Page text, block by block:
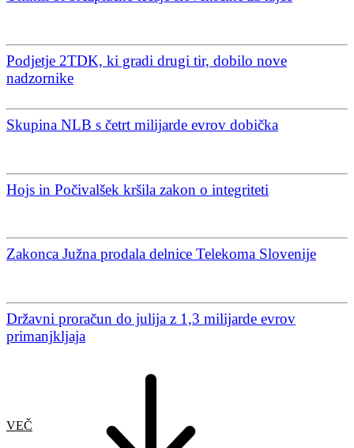
Podjetje 2TDK, ki gradi drugi tir, dobilo nove
nadzornike
Skupina NLB s četrt milijarde evrov dobička
Hojs in Počivalšek kršila zakon o integriteti
Zakonca Južna prodala delnice Telekoma Slovenije
Državni proračun do julija z 1,3 milijarde evrov
primanjkljaja
VEČ